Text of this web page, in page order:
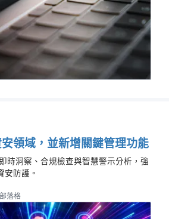
領域，並新增關鍵管理功能
時洞察、合規檢查與智慧警示分析，強
安防護。
部落格